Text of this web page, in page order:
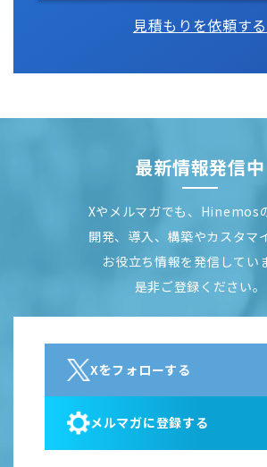
見積もりを依頼する
最新情報発信中
Xやメルマガでも、Hinemos
開発、導入、構築やカスタマ
お役立ち情報を発信してい
是非ご登録ください。
Xをフォローする
メルマガに登録する